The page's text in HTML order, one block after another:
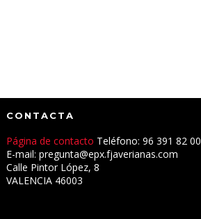
CONTACTA
Página de contacto Teléfono: 96 391 82 00
E-mail: pregunta@epx.fjaverianas.com
Calle Pintor López, 8
VALENCIA 46003